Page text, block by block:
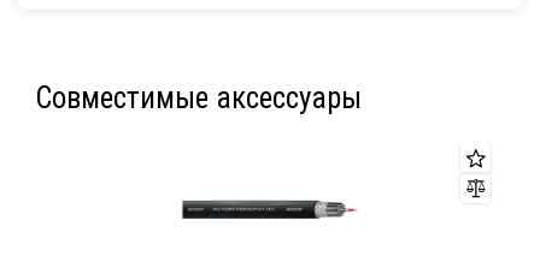
Совместимые аксессуары